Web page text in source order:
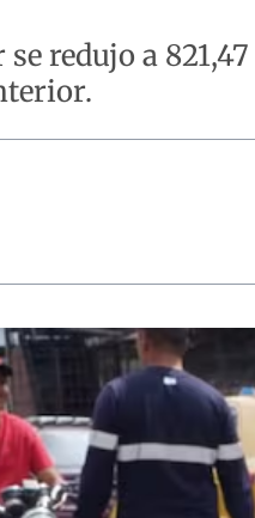
redujo a